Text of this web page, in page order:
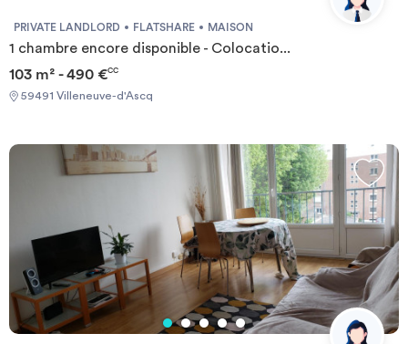
PRIVATE LANDLORD FLATSHARE MAISON
1 chambre encore disponible - Colocatio...
103 m² - 490 €CC
59491 Villeneuve-d'Ascq